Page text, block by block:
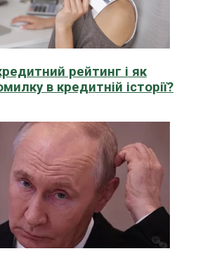
рейтинг і як
в кредитній історії?